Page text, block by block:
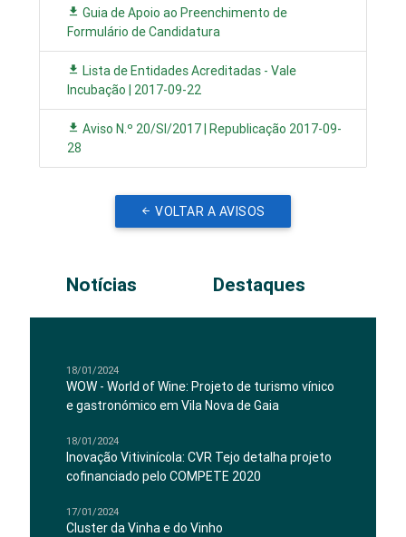
Guia de Apoio ao Preenchimento de
Formulário de Candidatura
Lista de Entidades Acreditadas - Vale
Incubação | 2017-09-22
Aviso N.º 20/SI/2017 | Republicação 2017-09-
28
VOLTAR A AVISOS
Notícias Destaques
18/01/2024
WOW - World of Wine: Projeto de turismo vínico
e gastronómico em Vila Nova de Gaia
18/01/2024
Inovação Vitivinícola: CVR Tejo detalha projeto
cofinanciado pelo COMPETE 2020
17/01/2024
Cluster da Vinha e do Vinho